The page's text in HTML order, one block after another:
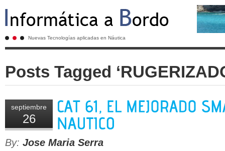
Nuevas Tecnologías aplicadas en Náutica
Posts Tagged
septiembre
26
By: Jose Maria Serra